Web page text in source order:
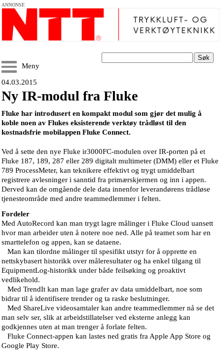
ANNONSE
Søk
Meny
04.03.2015
Ny IR-modul fra Fluke
Fluke har introdusert en kompakt modul som gjør det mulig å
koble noen av Flukes eksisterende verktøy trådløst til den
kostnadsfrie mobilappen Fluke Connect.
Ved å sette den nye Fluke ir3000FC-modulen over IR-porten på et
Fluke 187, 189, 287 eller 289 digitalt multimeter (DMM) eller et Fluke
789 ProcessMeter, kan teknikere effektivt og trygt umiddelbart
registrere avlesninger i sanntid fra primærskjermen og inn i appen.
Derved kan de omgående dele data innenfor leverandørens trådløse
tjenesteområde med andre teammedlemmer i felten.
Fordeler
Med AutoRecord kan man trygt lagre målinger i Fluke Cloud uansett
hvor man arbeider uten å notere noe ned. Alle på teamet som har en
smarttelefon og appen, kan se dataene.
Man kan tilordne målinger til spesifikt utstyr for å opprette en
nettskybasert historikk over måleresultater og ha enkel tilgang til
EquipmentLog-historikk under både feilsøking og proaktivt
vedlikehold.
Med TrendIt kan man lage grafer av data umiddelbart, noe som
bidrar til å identifisere trender og ta raske beslutninger.
Med ShareLive videosamtaler kan andre teammedlemmer nå se det
man selv ser, slik at arbeidstillatelser ved eksterne anlegg kan
godkjennes uten at man trenger å forlate felten.
Fluke Connect-appen kan lastes ned gratis fra Apple App Store og
Google Play Store.